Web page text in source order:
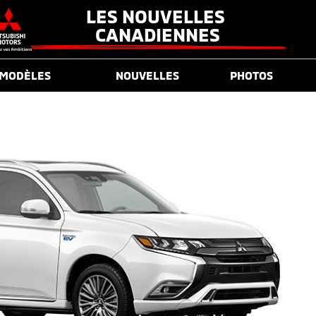
LES NOUVELLES
CANADIENNES
NOUVELLES PHOTOS